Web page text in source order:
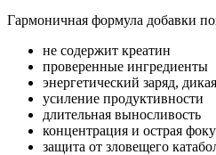
Гармоничная формула добавки
не содержит креатин
проверенные ингредиенты
энергетический заряд,
усиление продуктивности
длительная выносливость
концентрация и острая
защита от зловещего